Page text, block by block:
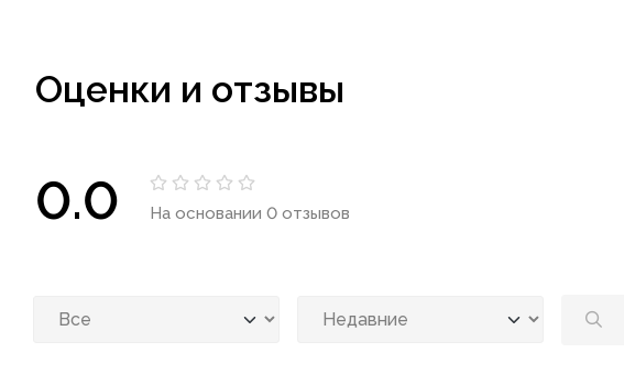
Оценки и отзывы
0.0 На основании 0 отзывов